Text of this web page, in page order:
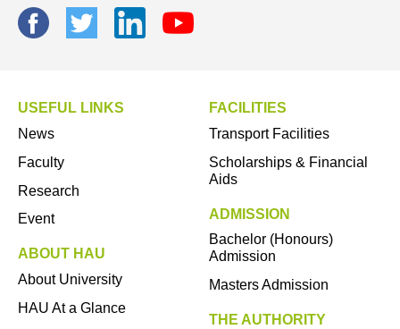
USEFUL LINKS
News
Faculty
Research
Event
ABOUT HAU
About University
HAU At a Glance
FACILITIES
Transport Facilities
Scholarships & Financial
Aids
ADMISSION
Bachelor (Honours)
Admission
Masters Admission
THE AUTHORITY